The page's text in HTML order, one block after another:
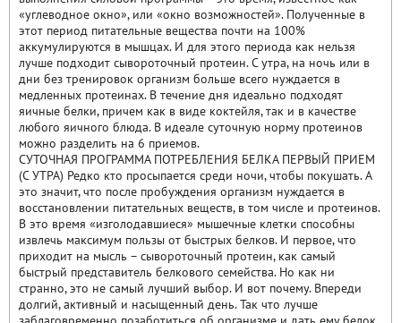
«углеводное окно», или «окно возможностей». Полученные в
этот период питательные вещества почти на 100%
аккумулируются в мышцах. И для этого периода как нельзя
лучше подходит сывороточный протеин. С утра, на ночь или в
дни без тренировок организм больше всего нуждается в
медленных протеинах. В течение дня идеально подходят
яичные белки, причем как в виде коктейля, так и в качестве
любого яичного блюда. В идеале суточную норму протеинов
можно разделить на 6 приемов.
СУТОЧНАЯ ПРОГРАММА ПОТРЕБЛЕНИЯ БЕЛКА ПЕРВЫЙ ПРИЕМ
(С УТРА) Редко кто просыпается среди ночи, чтобы покушать. А
это значит, что после пробуждения организм нуждается в
восстановлении питательных веществ, в том числе и протеинов.
В это время «изголодавшиеся» мышечные клетки способны
извлечь максимум пользы от быстрых белков. И первое, что
приходит на мысль – сывороточный протеин, как самый
быстрый представитель белкового семейства. Но как ни
странно, это не самый лучший выбор. И вот почему. Впереди
долгий, активный и насыщенный день. Так что лучше